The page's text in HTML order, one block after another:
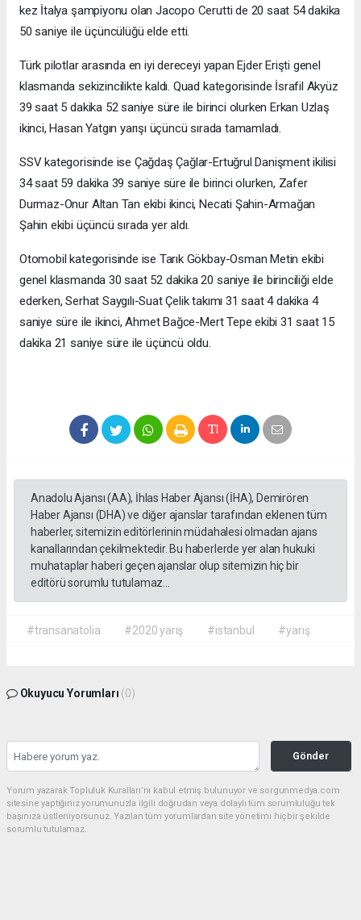
kez İtalya şampiyonu olan Jacopo Cerutti de 20 saat 54 dakika
50 saniye ile üçüncülüğü elde etti.
Türk pilotlar arasında en iyi dereceyi yapan Ejder Erişti genel
klasmanda sekizincilikte kaldı. Quad kategorisinde İsrafil Akyüz
39 saat 5 dakika 52 saniye süre ile birinci olurken Erkan Uzlaş
ikinci, Hasan Yatgın yarışı üçüncü sırada tamamladı.
SSV kategorisinde ise Çağdaş Çağlar-Ertuğrul Danişment ikilisi
34 saat 59 dakika 39 saniye süre ile birinci olurken, Zafer
Durmaz-Onur Altan Tan ekibi ikinci, Necati Şahin-Armağan
Şahin ekibi üçüncü sırada yer aldı.
Otomobil kategorisinde ise Tarık Gökbay-Osman Metin ekibi
genel klasmanda 30 saat 52 dakika 20 saniye ile birinciliği elde
ederken, Serhat Saygılı-Suat Çelik takımı 31 saat 4 dakika 4
saniye süre ile ikinci, Ahmet Bağce-Mert Tepe ekibi 31 saat 15
dakika 21 saniye süre ile üçüncü oldu.
Anadolu Ajansı (AA), İhlas Haber Ajansı (İHA), Demirören
Haber Ajansı (DHA) ve diğer ajanslar tarafından eklenen tüm
haberler, sitemizin editörlerinin müdahalesi olmadan ajans
kanallarından çekilmektedir. Bu haberlerde yer alan hukuki
muhataplar haberi geçen ajanslar olup sitemizin hiç bir
editörü sorumlu tutulamaz...
#transanatolia #2020 yarış #istanbul #yarış
Okuyucu Yorumları (0)
Gönder
Yorum yazarak Topluluk Kuralları’nı kabul etmiş bulunuyor ve sorgunmedya.com
sitesine yaptığınız yorumunuzla ilgili doğrudan veya dolaylı tüm sorumluluğu tek
başınıza üstleniyorsunuz. Yazılan tüm yorumlardan site yönetimi hiçbir şekilde
sorumlu tutulamaz.